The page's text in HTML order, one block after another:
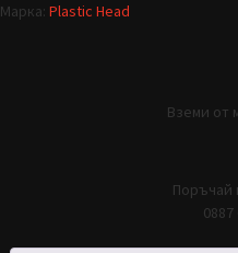
Марка: Plastic Head
Вземи от
Поръчай
0887